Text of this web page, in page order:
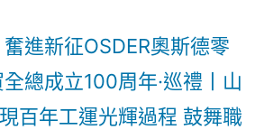
進新征OSDER奧斯德零
總成立100周年·巡禮丨山
百年工運光輝過程 鼓舞職